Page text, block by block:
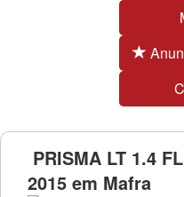
PRISMA LT 1.4
2015 em Mafra